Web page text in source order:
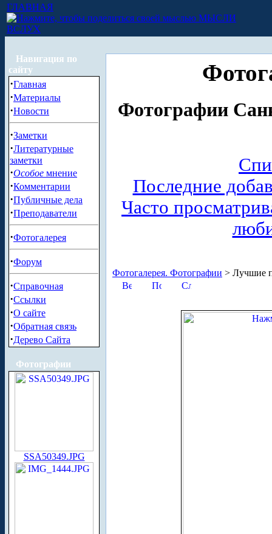
ГЛАВНАЯ
МЫСЛИ
ВСЛУХ
Навигация по
сайту
·Главная
·Материалы
·Новости
·Заметки
·Литературные
заметки
·Особое мнение
·Комментарии
·Публичные дела
·Преподаватели
·Фотогалерея
·Форум
·Справочная
·Ссылки
·О сайте
·Обратная связь
·Дерево Сайта
Фотографии
SSA50349.JPG
Фотографии
Последние
Часто
Фотогалерея. Фотографии > Лучшие